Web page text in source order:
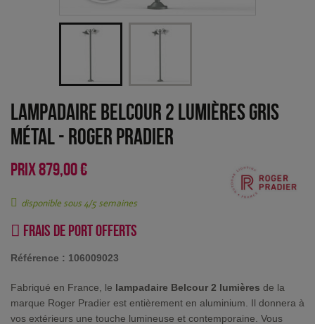
Lampadaire Belcour 2 lumières Gris
métal- Roger Pradier
PRIX879,00 €
disponible sous 4/5 semaines
Frais de port offerts
Référence : 106009023
Fabriqué en France, le lampadaire Belcour 2 lumières de la
marque Roger Pradier est entièrement en aluminium. Il donnera à
vos extérieurs une touche lumineuse et contemporaine. Vous